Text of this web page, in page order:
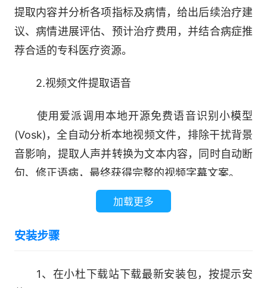
提取内容并分析各项指标及病情，给出后续治疗建
议、病情进展评估、预计治疗费用，并结合病症推
荐合适的专科医疗资源。
2.视频文件提取语音
使用爱派调用本地开源免费语音识别小模型
(Vosk)，全自动分析本地视频文件，排除干扰背景
音影响，提取人声并转换为文本内容，同时自动断
句、修正语病，最终获得完整的视频字幕文案。
3.定时整理报告发邮件
使用爱派自动读取特定文件中的用户需求，拆
告内容、编写定时发送邮件脚本、完成邮件服务器
加载更多
安装步骤
1、在小杜下载站下载最新安装包，按提示安